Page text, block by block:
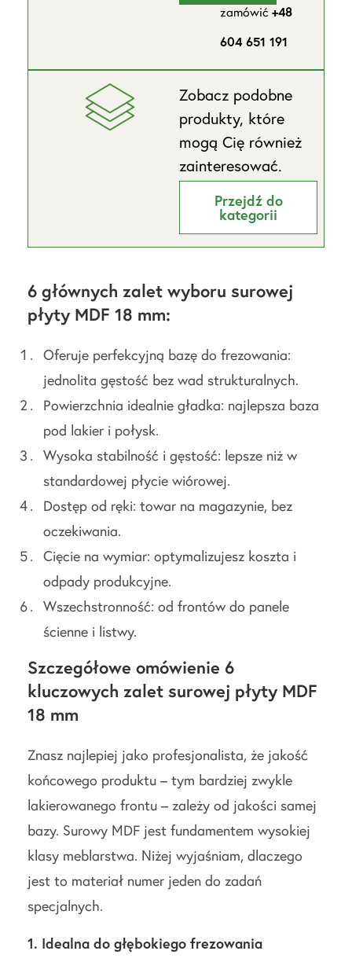
zamówić+48
604 651 191
Zobacz podobne
produkty, które
mogą Cię również
zainteresować.
Przejdź do
kategorii
6 głównych zalet wyboru surowej
płyty MDF 18 mm:
Oferuje perfekcyjną bazę do frezowania:
jednolita gęstość bez wad strukturalnych.
Powierzchnia idealnie gładka: najlepsza baza
pod lakier i połysk.
Wysoka stabilność i gęstość: lepsze niż w
standardowej płycie wiórowej.
Dostęp od ręki: towar na magazynie, bez
oczekiwania.
Cięcie na wymiar: optymalizujesz koszta i
odpady produkcyjne.
Wszechstronność: od frontów do panele
ścienne i listwy.
Szczegółowe omówienie 6
kluczowych zalet surowej płyty MDF
18 mm
Znasz najlepiej jako profesjonalista, że jakość
końcowego produktu – tym bardziej zwykle
lakierowanego frontu – zależy od jakości samej
bazy. Surowy MDF jest fundamentem wysokiej
klasy meblarstwa. Niżej wyjaśniam, dlaczego
jest to materiał numer jeden do zadań
specjalnych.
1. Idealna do głębokiego frezowania